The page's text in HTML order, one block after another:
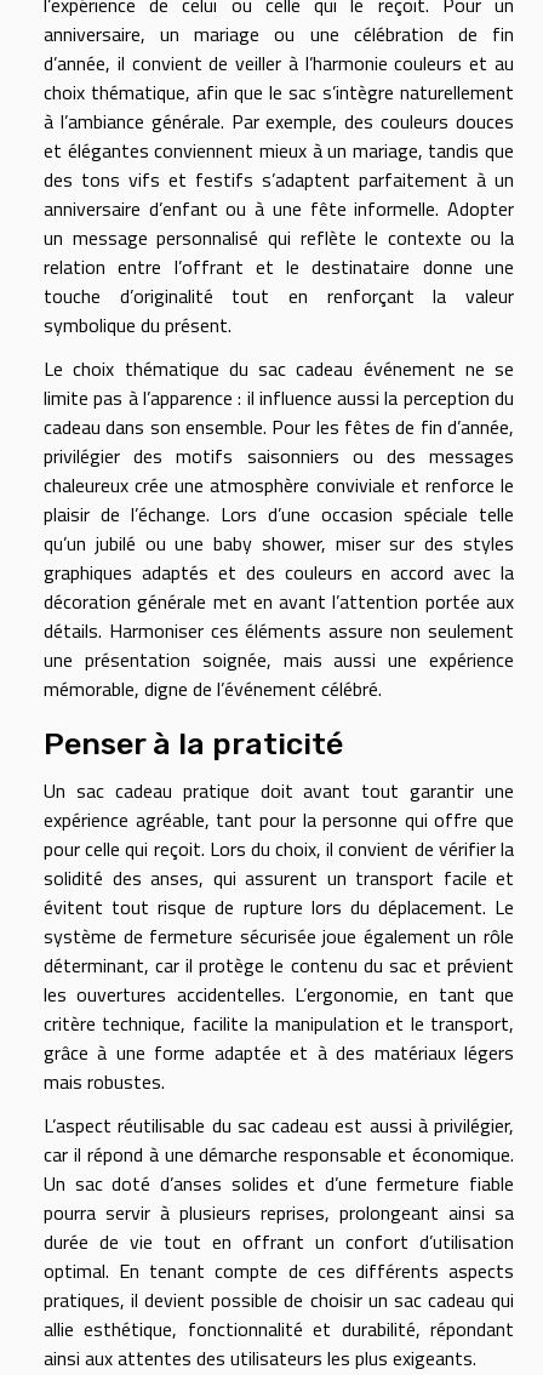
anniversaire, un mariage ou une célébration de fin
d’année, il convient de veiller à l’harmonie couleurs et au
choix thématique, afin que le sac s’intègre naturellement
à l’ambiance générale. Par exemple, des couleurs douces
et élégantes conviennent mieux à un mariage, tandis que
des tons vifs et festifs s’adaptent parfaitement à un
anniversaire d’enfant ou à une fête informelle. Adopter
un message personnalisé qui reflète le contexte ou la
relation entre l’offrant et le destinataire donne une
touche d’originalité tout en renforçant la valeur
symbolique du présent.
Le choix thématique du sac cadeau événement ne se
limite pas à l’apparence : il influence aussi la perception du
cadeau dans son ensemble. Pour les fêtes de fin d’année,
privilégier des motifs saisonniers ou des messages
chaleureux crée une atmosphère conviviale et renforce le
plaisir de l’échange. Lors d’une occasion spéciale telle
qu’un jubilé ou une baby shower, miser sur des styles
graphiques adaptés et des couleurs en accord avec la
décoration générale met en avant l’attention portée aux
détails. Harmoniser ces éléments assure non seulement
une présentation soignée, mais aussi une expérience
mémorable, digne de l’événement célébré.
Penser à la praticité
Un sac cadeau pratique doit avant tout garantir une
expérience agréable, tant pour la personne qui offre que
pour celle qui reçoit. Lors du choix, il convient de vérifier la
solidité des anses, qui assurent un transport facile et
évitent tout risque de rupture lors du déplacement. Le
système de fermeture sécurisée joue également un rôle
déterminant, car il protège le contenu du sac et prévient
les ouvertures accidentelles. L’ergonomie, en tant que
critère technique, facilite la manipulation et le transport,
grâce à une forme adaptée et à des matériaux légers
mais robustes.
L’aspect réutilisable du sac cadeau est aussi à privilégier,
car il répond à une démarche responsable et économique.
Un sac doté d’anses solides et d’une fermeture fiable
pourra servir à plusieurs reprises, prolongeant ainsi sa
durée de vie tout en offrant un confort d’utilisation
optimal. En tenant compte de ces différents aspects
pratiques, il devient possible de choisir un sac cadeau qui
allie esthétique, fonctionnalité et durabilité, répondant
ainsi aux attentes des utilisateurs les plus exigeants.